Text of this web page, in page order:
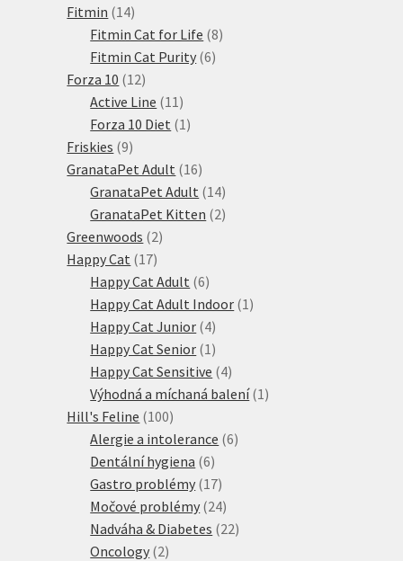
Fitmin 1414
produktů
Fitmin Cat for Life 88
Fitmin Cat Purity 66
Forza 10 1212
produktů
Active Line 11 11
produktů
Forza 10 Diet 1 1
Friskies 99
produktů
GranataPet Adult 1616
produktů
GranataPet Adult 1414
produktů
GranataPet Kitten 22
Greenwoods 22
Happy Cat 1717
produktů
Happy Cat Adult 66
produktů
Happy Cat Adult Indoor 1 1
Happy Cat Junior 44
produkty
Happy Cat Senior 1 1
produkt
Happy Cat Sensitive 44
produkty
Výhodná a míchaná balení 1 1
Hill's Feline 100100
produktů
Alergie a intolerance 66
Dentální hygiena 66
produktů
Gastro problémy 1717
produktů
Močové problémy 2424
produktů
Nadváha & Diabetes 2222
Oncology 22